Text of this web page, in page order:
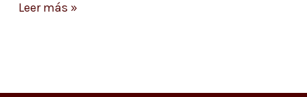
Leer más »